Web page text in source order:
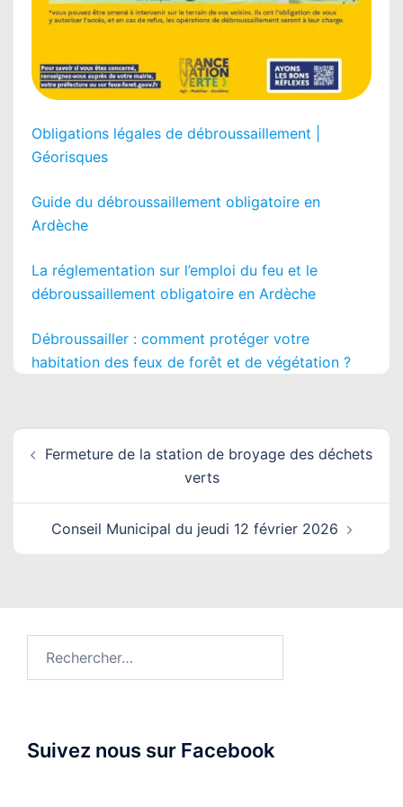
Obligations légales de débroussaillement |
Géorisques
Guide du débroussaillement obligatoire en
Ardèche
La réglementation sur l’emploi du feu et le
débroussaillement obligatoire en Ardèche
Débroussailler : comment protéger votre
habitation des feux de forêt et de végétation ?
Navigation
d’article
Fermeture de la station de broyage des déchets
verts
Conseil Municipal du jeudi 12 février 2026
Suivez nous sur Facebook